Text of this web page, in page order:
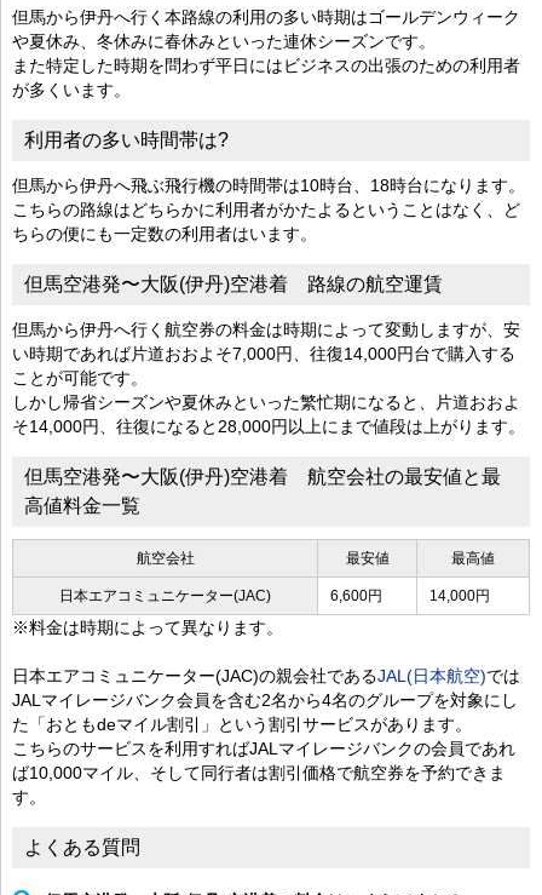
但馬から伊丹へ行く本路線の利用の多い時期はゴールデンウィーク
や夏休み、冬休みに春休みといった連休シーズンです。
また特定した時期を問わず平日にはビジネスの出張のための利用者
が多くいます。
利用者の多い時間帯は?
但馬から伊丹へ飛ぶ飛行機の時間帯は10時台、18時台になります。
こちらの路線はどちらかに利用者がかたよるということはなく、ど
ちらの便にも一定数の利用者はいます。
但馬空港発〜大阪(伊丹)空港着 路線の航空運賃
但馬から伊丹へ行く航空券の料金は時期によって変動しますが、安
い時期であれば片道おおよそ7,000円、往復14,000円台で購入する
ことが可能です。
しかし帰省シーズンや夏休みといった繁忙期になると、片道おおよ
そ14,000円、往復になると28,000円以上にまで値段は上がります。
但馬空港発〜大阪(伊丹)空港着 航空会社の最安値と最
高値料金一覧
航空会社 最安値 最高値
日本エアコミュニケーター(JAC) 6,600円 14,000円
※料金は時期によって異なります。
日本エアコミュニケーター(JAC)の親会社であるJAL(日本航空)では
JALマイレージバンク会員を含む2名から4名のグループを対象にし
た「おともdeマイル割引」という割引サービスがあります。
こちらのサービスを利用すればJALマイレージバンクの会員であれ
ば10,000マイル、そして同行者は割引価格で航空券を予約できま
す。
よくある質問